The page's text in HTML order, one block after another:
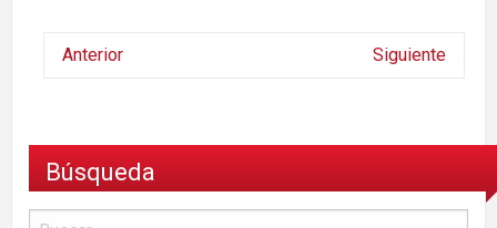
Anterior Siguiente
Búsqueda